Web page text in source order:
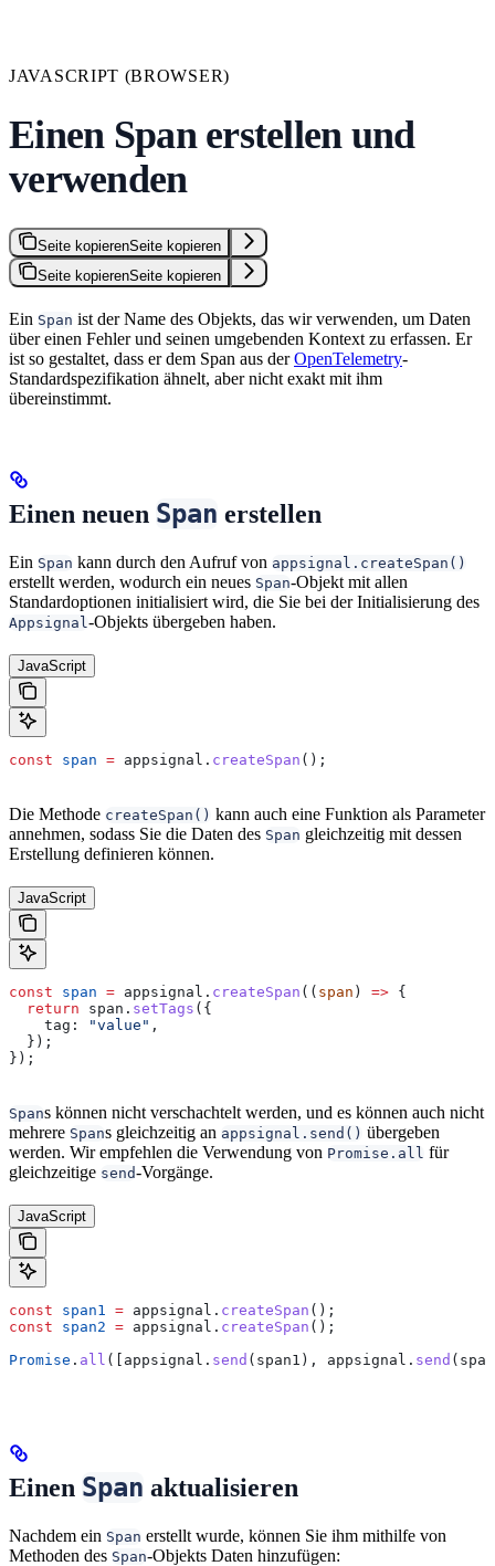
JAVASCRIPT (BROWSER)
Einen Span erstellen und
verwenden
Seite kopierenSeite kopieren
Seite kopierenSeite kopieren
Ein Span ist der Name des Objekts, das wir verwenden, um Daten
über einen Fehler und seinen umgebenden Kontext zu erfassen. Er
ist so gestaltet, dass er dem Span aus derOpenTelemetry-
Standardspezifikation ähnelt, aber nicht exakt mit ihm
übereinstimmt.
Einen neuen Span erstellen
Ein Span kann durch den Aufruf von appsignal.createSpan()
erstellt werden, wodurch ein neues Span-Objekt mit allen
Standardoptionen initialisiert wird, die Sie bei der Initialisierung des
Appsignal -Objekts übergeben haben.
JavaScript
const span = appsignal . createSpan ();
Die Methode createSpan() kann auch eine Funktion als Parameter
annehmen, sodass Sie die Daten des Span gleichzeitig mit dessen
Erstellung definieren können.
JavaScript
const span = appsignal . createSpan (( span ) => {
  return
span . setTags ({
    tag:
"value" ,
  });
});
Spans können nicht verschachtelt werden, und es können auch nicht
mehrere Spans gleichzeitig an appsignal.send() übergeben
werden. Wir empfehlen die Verwendung von Promise.all für
gleichzeitige send-Vorgänge.
JavaScript
const span1 = appsignal . createSpan ();
const span2 = appsignal . createSpan ();
Promise . all ([ appsignal . send ( span1 ), appsignal . send (
Einen Span aktualisieren
Nachdem ein Span erstellt wurde, können Sie ihm mithilfe von
Methoden des Span-Objekts Daten hinzufügen: